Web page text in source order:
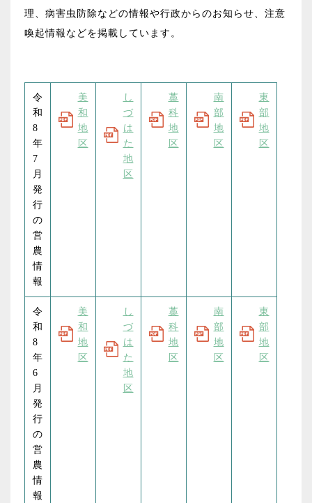
2026.03.18
トピックス 営農
2026.02.06
トピックス 営農
イチゴトレーニングファーム開講式 新規就
農へ向けた第一歩
極上ミカン勢ぞろい！ 貯蔵みかん・ポンカン
果実品評会
2025.11.25
トピックス 営農
ＪＡ静岡市玄米品評会 加藤さん優等に輝く！
2025.11.11
南部ブロック有害鳥獣講習会 鳥獣に強い地
域づくり
理、病害虫防除などの情報や行政からのお知らせ、注意
喚起情報などを掲載しています。
令
和
8
年
7
月
発
行
の
営
農
情
報
美
和
地
区
し
づ
は
た
地
区
藁
科
地
区
南
部
地
区
東
部
地
区
令
和
8
年
6
月
発
行
の
営
農
情
報
美
和
地
区
し
づ
は
た
地
区
藁
科
地
区
南
部
地
区
東
部
地
区